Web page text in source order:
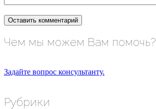
Чем мы можем Вам помочь?
Задайте вопрос консультанту.
Рубрики